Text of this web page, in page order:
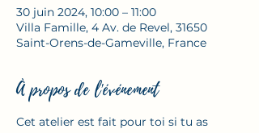
30 juin 2024, 10:00 – 11:00
Villa Famille, 4 Av. de Revel, 31650
Saint-Orens-de-Gameville, France
À propos de l'événement
Cet atelier est fait pour toi si tu as